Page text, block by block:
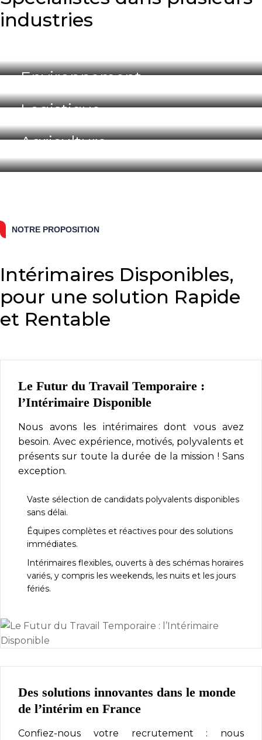
industries
Environnement
Logistique
Agriculture
NOTRE PROPOSITION
Intérimaires Disponibles,
pour une solution Rapide
et Rentable
Le Futur du Travail Temporaire :
l’Intérimaire Disponible
Nous avons les intérimaires dont vous avez
besoin. Avec expérience, motivés, polyvalents et
présents sur toute la durée de la mission ! Sans
exception.
Vaste sélection de candidats polyvalents disponibles
sans délai.
Équipes complètes et réactives pour des solutions
immédiates.
Intérimaires flexibles, ouverts à des schémas horaires
variés, y compris les weekends, les nuits et les jours
fériés.
Des solutions innovantes dans le monde
de l’intérim en France
Confiez-nous votre recrutement : nous